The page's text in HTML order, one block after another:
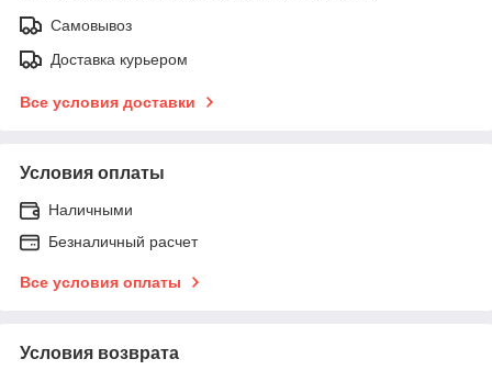
Самовывоз
Доставка курьером
Все условия доставки
Условия оплаты
Наличными
Безналичный расчет
Все условия оплаты
Условия возврата